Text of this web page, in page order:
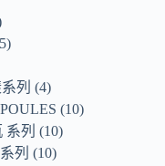
5
列
4
10
系列
10
列
10